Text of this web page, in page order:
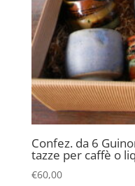
Confez. da 6
tazze per caffè o
€60,00